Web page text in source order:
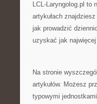
LCL-Laryngolog.pl to
artykułach
jak prowadzić
uzyskać jak
Na stronie
artykułów. Możesz
typowymi